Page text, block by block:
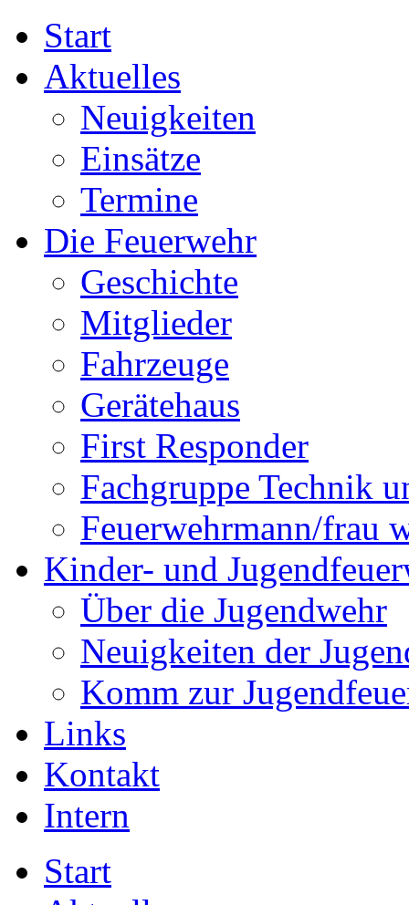
Start
Aktuelles
Neuigkeiten
Einsätze
Termine
Die Feuerwehr
Geschichte
Mitglieder
Fahrzeuge
Gerätehaus
First Responder
Fachgruppe Technik
Feuerwehrmann/frau
Kinder- und
Über die Jugendwehr
Neuigkeiten der
Komm zur
Links
Kontakt
Intern
Start